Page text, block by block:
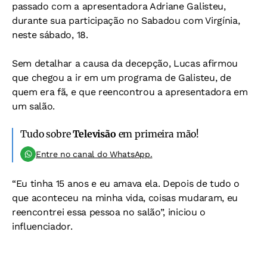
passado com a apresentadora Adriane Galisteu,
durante sua participação no Sabadou com Virgínia,
neste sábado, 18.
Sem detalhar a causa da decepção, Lucas afirmou
que chegou a ir em um programa de Galisteu, de
quem era fã, e que reencontrou a apresentadora em
um salão.
Tudo sobreTelevisão em primeira mão!
Entre no canal do WhatsApp.
“Eu tinha 15 anos e eu amava ela. Depois de tudo o
que aconteceu na minha vida, coisas mudaram, eu
reencontrei essa pessoa no salão”, iniciou o
influenciador.